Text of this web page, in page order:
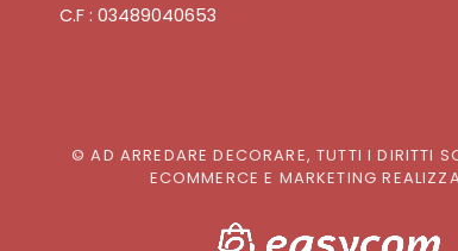
C.F : 03489040653
© AD ARREDARE DECORARE, TUTTI I DIRITTI
ECOMMERCE E MARKETING